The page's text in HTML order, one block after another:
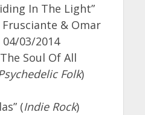
In The Light”
& Omar
03/2014
Soul Of All
Folk)
(Indie Rock)